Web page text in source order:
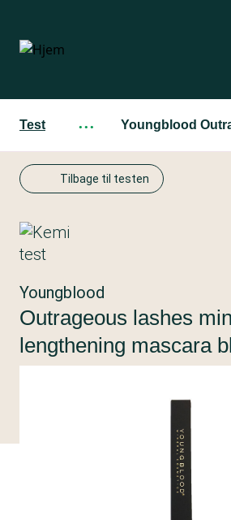
hovedindhold
Test ··· Youngblood
Tilbage til testen
Youngblood
Outrageous lashes
lengthening mascara